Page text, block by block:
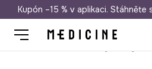
Doprava zdarma při
Kupón –15 % v aplikaci. Stáhněte